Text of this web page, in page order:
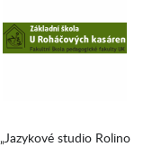
„Jazykové studio Rolino